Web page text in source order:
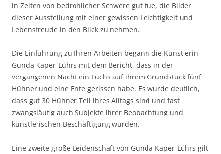
in Zeiten von bedrohlicher Schwere gut tue, die Bilder
dieser Ausstellung mit einer gewissen Leichtigkeit und
Lebensfreude in den Blick zu nehmen.
Die Einführung zu Ihren Arbeiten begann die Künstlerin
Gunda Kaper-Lührs mit dem Bericht, dass in der
vergangenen Nacht ein Fuchs auf ihrem Grundstück fünf
Hühner und eine Ente gerissen habe. Es wurde deutlich,
dass gut 30 Hühner Teil ihres Alltags sind und fast
zwangsläufig auch Subjekte ihrer Beobachtung und
künstlerischen Beschäftigung wurden.
Eine zweite große Leidenschaft von Gunda Kaper-Lührs gilt